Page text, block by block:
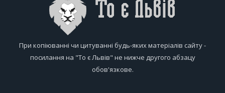
При копіюванні чи цитуванні будь-яких матеріалів сайту -
посилання на "То є Львів" не нижче другого абзацу
обов'язкове.